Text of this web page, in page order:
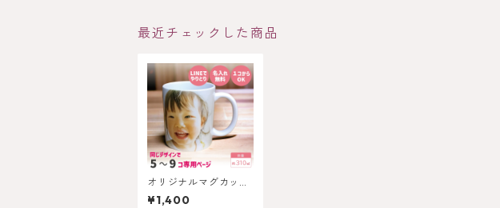
最近チェックした商品
オリジナルマグカップ
(310mlサイズ)
¥1,400